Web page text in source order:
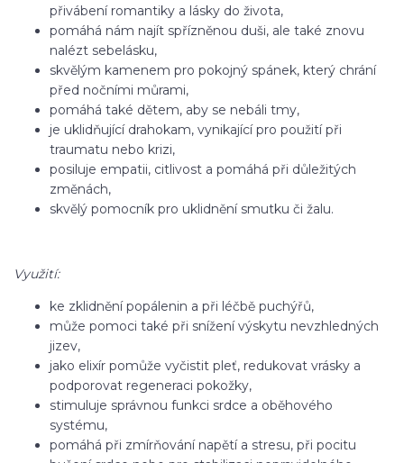
přivábení romantiky a lásky do života,
pomáhá nám najít spřízněnou duši, ale také znovu
nalézt sebelásku,
skvělým kamenem pro pokojný spánek, který chrání
před nočními můrami,
pomáhá také dětem, aby se nebáli tmy,
je uklidňující drahokam, vynikající pro použití při
traumatu nebo krizi,
posiluje empatii, citlivost a pomáhá při důležitých
změnách,
skvělý pomocník pro uklidnění smutku či žalu.
Využití:
ke zklidnění popálenin a při léčbě puchýřů,
může pomoci také při snížení výskytu nevzhledných
jizev,
jako elixír pomůže vyčistit pleť, redukovat vrásky a
podporovat regeneraci pokožky,
stimuluje správnou funkci srdce a oběhového
systému,
pomáhá při zmírňování napětí a stresu, při pocitu